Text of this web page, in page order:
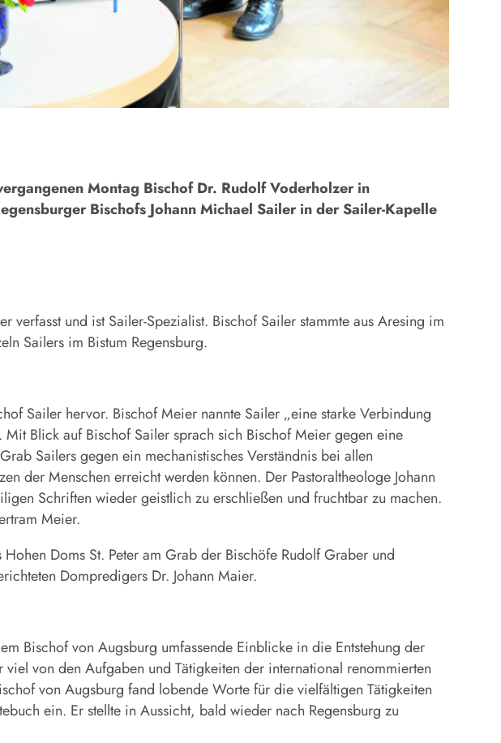
Montag Bischof Dr. Rudolf Voderholzer in
Bischofs Johann Michael Sailer in der Sailer-Kapelle
und ist Sailer-Spezialist. Bischof Sailer stammte aus Aresing im
Sailers im Bistum Regensburg.
Sailer hervor. Bischof Meier nannte Sailer „eine starke Verbindung
Blick auf Bischof Sailer sprach sich Bischof Meier gegen eine
Sailers gegen ein mechanistisches Verständnis bei allen
der Menschen erreicht werden können. Der Pastoraltheologe Johann
Schriften wieder geistlich zu erschließen und fruchtbar zu machen.
Meier.
Doms St. Peter am Grab der Bischöfe Rudolf Graber und
Dompredigers Dr. Johann Maier.
Bischof von Augsburg umfassende Einblicke in die Entstehung der
von den Aufgaben und Tätigkeiten der international renommierten
von Augsburg fand lobende Worte für die vielfältigen Tätigkeiten
ein. Er stellte in Aussicht, bald wieder nach Regensburg zu